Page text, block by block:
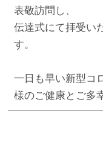
表敬訪問し、
伝達式にて拝受い
す。
一日も早い新型コ
様のご健康とご多